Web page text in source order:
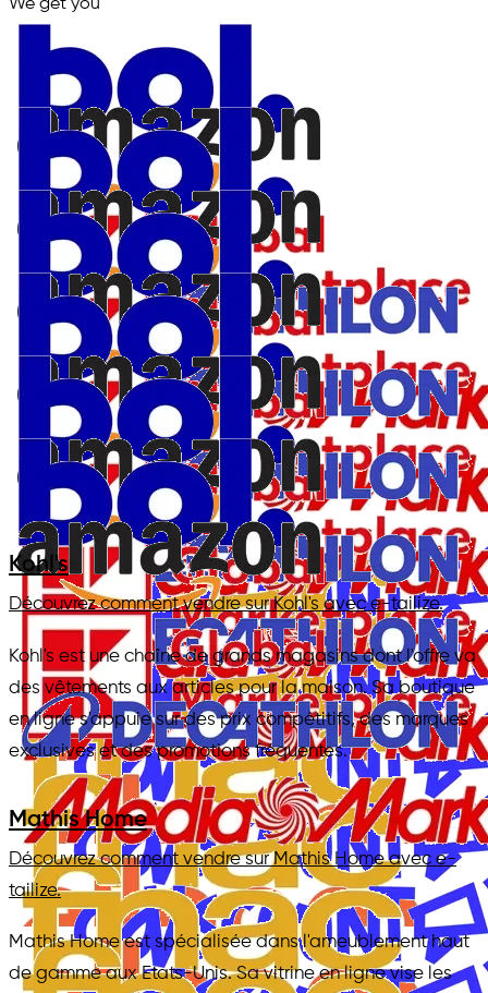
We get you
Kohl's
Découvrez comment vendre sur Kohl's avec e-tailize.
Kohl's est une chaîne de grands magasins dont l'offre va
des vêtements aux articles pour la maison. Sa boutique
en ligne s'appuie sur des prix compétitifs, des marques
exclusives et des promotions fréquentes.
Mathis Home
Découvrez comment vendre sur Mathis Home avec e-
tailize.
Mathis Home est spécialisée dans l'ameublement haut
de gamme aux Etats-Unis. Sa vitrine en ligne vise les